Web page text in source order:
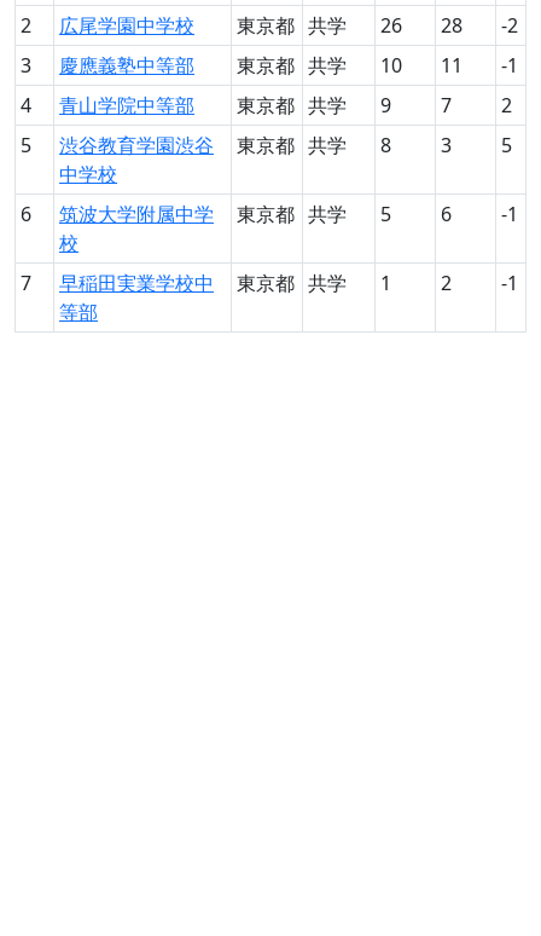
2 広尾学園中学校 東京都 共学 26 28
-2
3
慶應義塾中等部 東京都 共学 10 11
-1
4
青山学院中等部 東京都 共学 9 7
2
5
渋谷教育学園渋谷
中学校
東京都 共学 8 3 5
6
筑波大学附属中学
校
東京都 共学 5 6 -1
7
早稲田実業学校中
等部
東京都 共学 1 2 -1